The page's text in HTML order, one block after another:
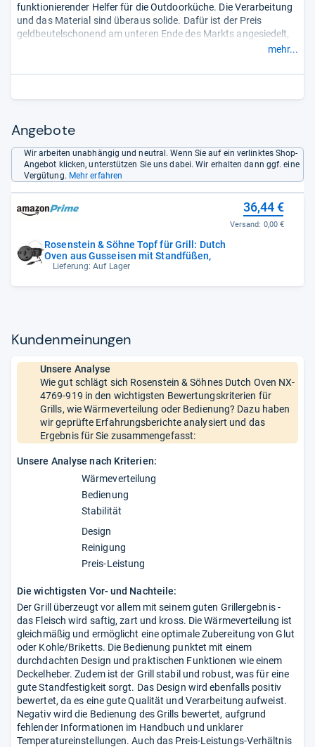
funktionierender Helfer für die Outdoorküche. Die Verarbeitung
und das Material sind überaus solide. Dafür ist der Preis
geldbeutelschonend am unteren Ende des Markts angesiedelt,
wenn man Fassungsvermögen, Füße und den Deckelheber, den
Empfehlung.“
mehr...
Angebote
Wir arbeiten unabhängig und neutral. Wenn Sie auf ein verlinktes Shop-
Angebot klicken, unterstützen Sie uns dabei. Wir erhalten dann ggf. eine
Vergütung. Mehr erfahren
Rosenstein & Söhne Topf für Grill: Dutch
Oven aus Gusseisen mit Standfüßen,
Lieferung: Auf Lager
36,44 €
Versand: 0,00 €
Kun­den­mei­nun­gen
Unsere Analyse
Wie gut schlägt sich Rosenstein & Söhnes Dutch Oven NX-
4769-919 in den wichtigsten Bewertungskriterien für
Grills, wie Wärmeverteilung oder Bedienung? Dazu haben
wir geprüfte Erfahrungsberichte analysiert und das
Ergebnis für Sie zusammengefasst:
Unsere Analyse nach Kriterien:
Wärmeverteilung
Bedienung
Stabilität
Design
Reinigung
Preis-Leistung
Die wichtigsten Vor- und Nachteile:
Der Grill überzeugt vor allem mit seinem guten Grillergebnis -
das Fleisch wird saftig, zart und kross. Die Wärmeverteilung ist
gleichmäßig und ermöglicht eine optimale Zubereitung von Glut
oder Kohle/Briketts. Die Bedienung punktet mit einem
durchdachten Design und praktischen Funktionen wie einem
Deckelheber. Zudem ist der Grill stabil und robust, was für eine
gute Standfestigkeit sorgt. Das Design wird ebenfalls positiv
bewertet, da es eine gute Qualität und Verarbeitung aufweist.
Negativ wird die Bedienung des Grills bewertet, aufgrund
fehlender Informationen im Handbuch und unklarer
Temperatureinstellungen. Auch das Preis-Leistungs-Verhältnis